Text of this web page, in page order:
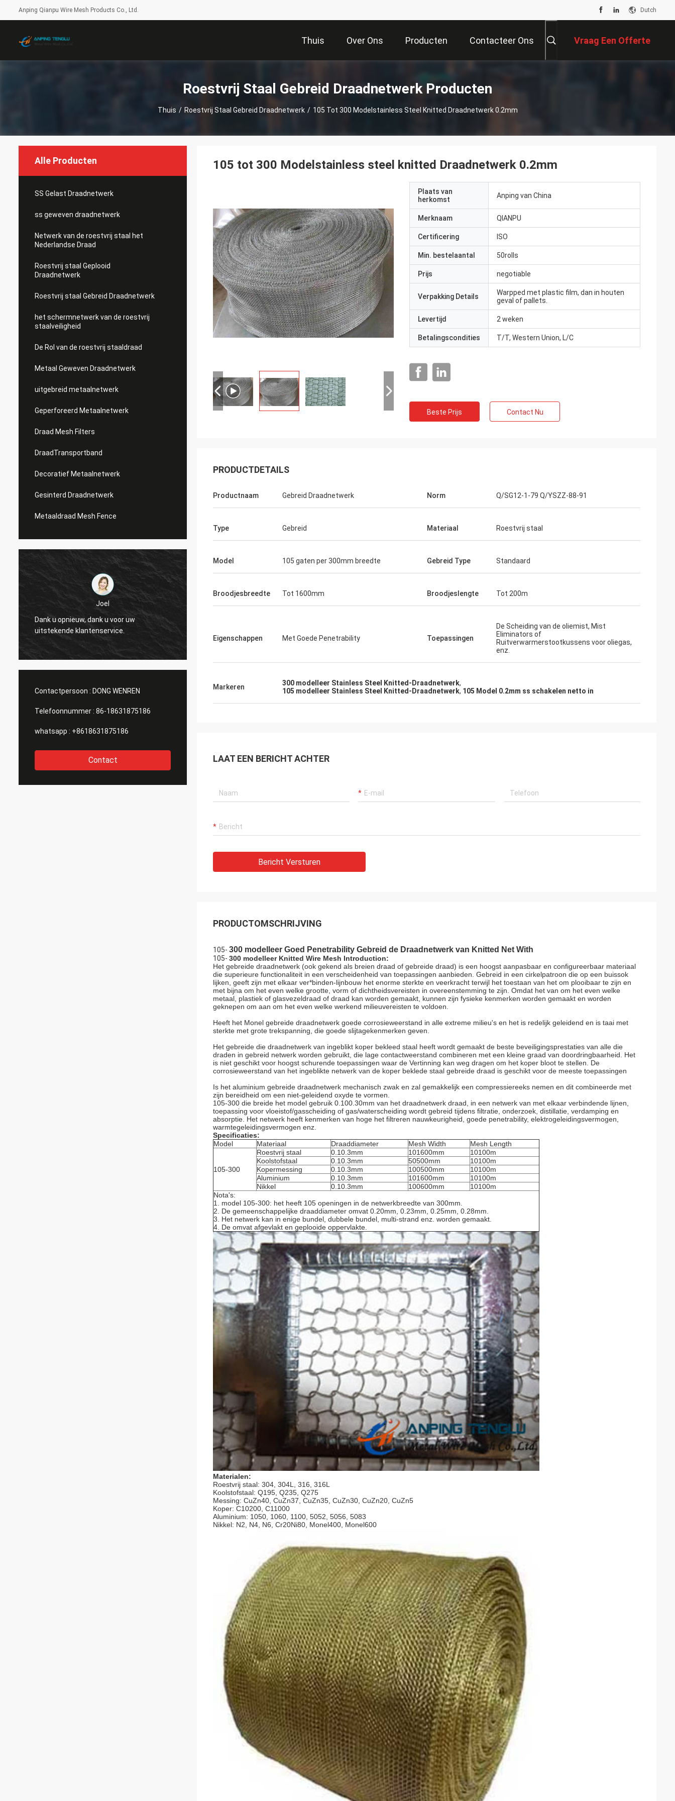
Anping Qianpu Wire Mesh Products Co., Ltd. Dutch
Thuis Over Ons Producten Contacteer Ons Vraag Een Offerte
Roestvrij Staal Gebreid Draadnetwerk Producten
Thuis / Roestvrij Staal Gebreid Draadnetwerk / 105 Tot 300 Modelstainless Steel Knitted Draadnetwerk 0.2mm
Alle Producten
SS Gelast Draadnetwerk
ss geweven draadnetwerk
Netwerk van de roestvrij staal het
Nederlandse Draad
Roestvrij staal Geplooid
Draadnetwerk
Roestvrij staal Gebreid Draadnetwerk
het schermnetwerk van de roestvrij
staalveiligheid
De Rol van de roestvrij staaldraad
Metaal Geweven Draadnetwerk
uitgebreid metaalnetwerk
Geperforeerd Metaalnetwerk
Draad Mesh Filters
DraadTransportband
Decoratief Metaalnetwerk
Gesinterd Draadnetwerk
Metaaldraad Mesh Fence
dank u voor uw
klantenservice.
Dank u opnieuw, dank u voor uw
uitstekende klantenservice.
Contactpersoon : DONG WENREN
Telefoonnummer : 86-18631875186
whatsapp : +8618631875186
Contact
105 tot 300 Modelstainless steel knitted Draadnetwerk 0.2mm
Plaats van
herkomst
Anping van China
Merknaam QIANPU
Certificering ISO
Min. bestelaantal 50rolls
Prijs negotiable
Verpakking Details
Warpped met plastic film, dan in houten
geval of pallets.
Levertijd 2 weken
Betalingscondities T/T, Western Union, L/C
Beste Prijs Contact Nu
PRODUCTDETAILS
Productnaam Gebreid Draadnetwerk Norm Q/SG12-1-79 Q/YSZZ-88-91
Type Gebreid Materiaal Roestvrij staal
Model 105 gaten per 300mm breedte Gebreid Type Standaard
Broodjesbreedte Tot 1600mm Broodjeslengte Tot 200m
Eigenschappen Met Goede Penetrability Toepassingen
De Scheiding van de oliemist, Mist
Eliminators of
Ruitverwarmerstootkussens voor oliegas,
enz.
Markeren 300 modelleer Stainless Steel Knitted-Draadnetwerk,
105 modelleer Stainless Steel Knitted-Draadnetwerk, 105 Model 0.2mm ss schakelen netto in
LAAT EEN BERICHT ACHTER
Bericht Versturen
PRODUCTOMSCHRIJVING
105- 300 modelleer Goed Penetrability Gebreid de Draadnetwerk van Knitted Net With
105- 300 modelleer Knitted Wire Mesh Introduction:
Het gebreide draadnetwerk (ook gekend als breien draad of gebreide draad) is een hoogst aanpasbaar en configureerbaar materiaal
die superieure functionaliteit in een verscheidenheid van toepassingen aanbieden. Gebreid in een cirkelpatroon die op een buissok
lijken, geeft zijn met elkaar ver*binden-lijnbouw het enorme sterkte en veerkracht terwijl het toestaan van het om plooibaar te zijn en
met bijna om het even welke grootte, vorm of dichtheidsvereisten in overeenstemming te zijn. Omdat het van om het even welke
metaal, plastiek of glasvezeldraad of draad kan worden gemaakt, kunnen zijn fysieke kenmerken worden gemaakt en worden
geknepen om aan om het even welke werkend milieuvereisten te voldoen.
Heeft het Monel gebreide draadnetwerk goede corrosieweerstand in alle extreme milieu's en het is redelijk geleidend en is taai met
sterkte met grote trekspanning, die goede slijtagekenmerken geven.
Het gebreide die draadnetwerk van ingeblikt koper bekleed staal heeft wordt gemaakt de beste beveiligingsprestaties van alle die
draden in gebreid netwerk worden gebruikt, die lage contactweerstand combineren met een kleine graad van doordringbaarheid. Het
is niet geschikt voor hoogst schurende toepassingen waar de Vertinning kan weg dragen om het koper bloot te stellen. De
corrosieweerstand van het ingeblikte netwerk van de koper beklede staal gebreide draad is geschikt voor de meeste toepassingen
Is het aluminium gebreide draadnetwerk mechanisch zwak en zal gemakkelijk een compressiereeks nemen en dit combineerde met
zijn bereidheid om een niet-geleidend oxyde te vormen.
105-300 die breide het model gebruik 0.100.30mm van het draadnetwerk draad, in een netwerk van met elkaar verbindende lijnen,
toepassing voor vloeistof/gasscheiding of gas/waterscheiding wordt gebreid tijdens filtratie, onderzoek, distillatie, verdamping en
absorptie. Het netwerk heeft kenmerken van hoge het filtreren nauwkeurigheid, goede penetrability, elektrogeleidingsvermogen,
warmtegeleidingsvermogen enz.
Specificaties:
Model
Materiaal Draaddiameter Mesh Width Mesh Length
105-300
Roestvrij staal 0.10.3mm 101600mm
10100m
Koolstofstaal
0.10.3mm 50500mm
10100m
Kopermessing
0.10.3mm 100500mm
10100m
Aluminium
0.10.3mm 101600mm
10100m
Nikkel
0.10.3mm 100600mm
10100m
Nota's:
1. model 105-300: het heeft 105 openingen in de netwerkbreedte van 300mm.
2. De gemeenschappelijke draaddiameter omvat 0.20mm, 0.23mm, 0.25mm, 0.28mm.
3. Het netwerk kan in enige bundel, dubbele bundel, multi-strand enz. worden gemaakt.
4. De omvat afgevlakt en geplooide oppervlakte.
Materialen:
Roestvrij staal: 304, 304L, 316, 316L
Koolstofstaal: Q195, Q235, Q275
Messing: CuZn40, CuZn37, CuZn35, CuZn30, CuZn20, CuZn5
Koper: C10200, C11000
Aluminium: 1050, 1060, 1100, 5052, 5056, 5083
Nikkel: N2, N4, N6, Cr20Ni80, Monel400, Monel600